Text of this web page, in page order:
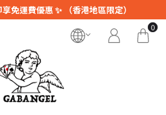
免運費優惠 ✨ （香港地區限定）
0